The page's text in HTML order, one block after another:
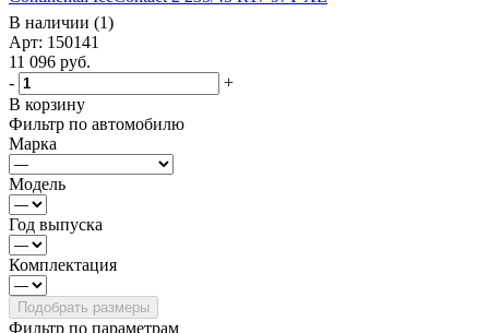
В наличии (1)
Арт: 150141
11 096 руб.
-
+
В корзину
Фильтр по автомобилю
Марка
Модель
Год выпуска
Комплектация
Фильтр по параметрам